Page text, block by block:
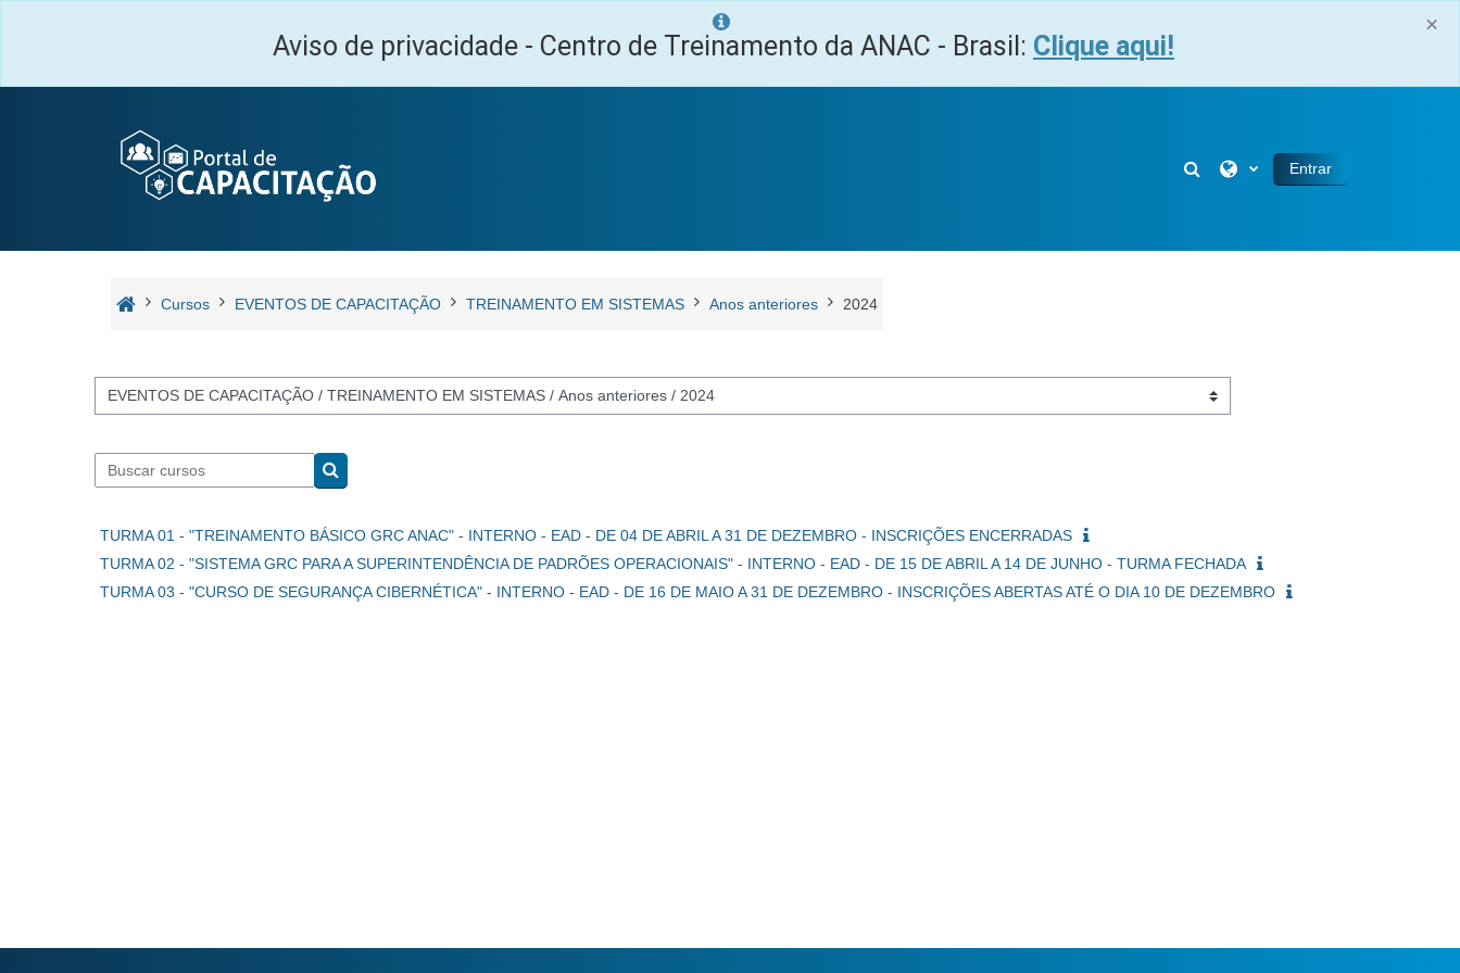
×
Aviso de privacidade - Centro de Treinamento da ANAC - Brasil: Clique aqui!
Alternar entrada de pesquisa
Entrar
Cursos EVENTOS DE CAPACITAÇÃO TREINAMENTO EM SISTEMAS Anos anteriores 2024
Categorias de Cursos
Buscar cursos
Buscar cursos
TURMA 01 - "TREINAMENTO BÁSICO GRC ANAC" - INTERNO - EAD - DE 04 DE ABRIL A 31 DE DEZEMBRO - INSCRIÇÕES ENCERRADAS
TURMA 02 - "SISTEMA GRC PARA A SUPERINTENDÊNCIA DE PADRÕES OPERACIONAIS" - INTERNO - EAD - DE 15 DE ABRIL A 14 DE JUNHO - TURMA FECHADA
TURMA 03 - "CURSO DE SEGURANÇA CIBERNÉTICA" - INTERNO - EAD - DE 16 DE MAIO A 31 DE DEZEMBRO - INSCRIÇÕES ABERTAS ATÉ O DIA 10 DE DEZEMBRO